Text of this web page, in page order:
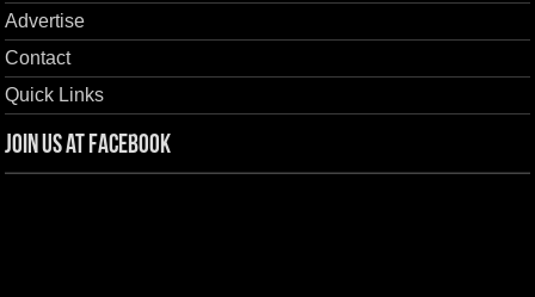
Advertise
Contact
Quick Links
Join us at Facebook